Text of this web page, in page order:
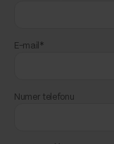
E-mail*
Numer telefonu